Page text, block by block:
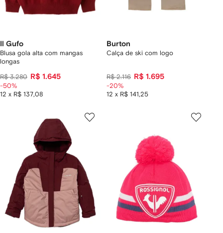
Il Gufo
Blusa gola alta com mangas
longas
R$ 3.280 R$ 1.645
12 x R$ 137,08
-50%
Burton
Calça de ski com logo
R$ 2.116 R$ 1.695
12 x R$ 141,25
-20%